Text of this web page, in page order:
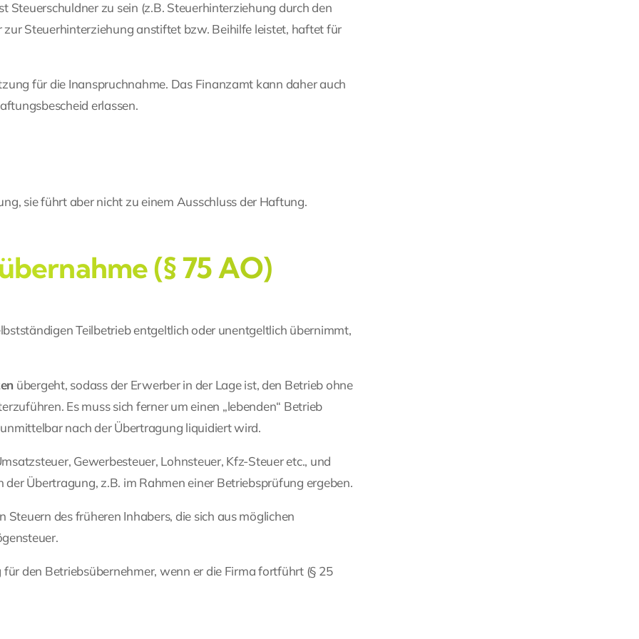
Steuerschuldner zu sein (z.B. Steuerhinterziehung durch den
Steuerhinterziehung anstiftet bzw. Beihilfe leistet, haftet für
für die Inanspruchnahme. Das Finanzamt kann daher auch
erlassen.
sie führt aber nicht zu einem Ausschluss der Haftung.
(§ 75 AO)
Teilbetrieb entgeltlich oder unentgeltlich übernimmt,
übergeht, sodass der Erwerber in der Lage ist, den Betrieb ohne
Es muss sich ferner um einen „lebenden“ Betrieb
nach der Übertragung liquidiert wird.
Gewerbesteuer, Lohnsteuer, Kfz-Steuer etc., und
Übertragung, z.B. im Rahmen einer Betriebsprüfung ergeben.
des früheren Inhabers, die sich aus möglichen
den Betriebsübernehmer, wenn er die Firma fortführt (§ 25